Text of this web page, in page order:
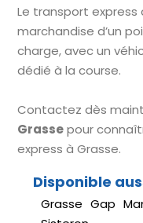
Le transport express
marchandise d’un
charge, avec un
dédié à la course.
Contactez dès
Grassepour
express à Grasse.
Grasse Gap